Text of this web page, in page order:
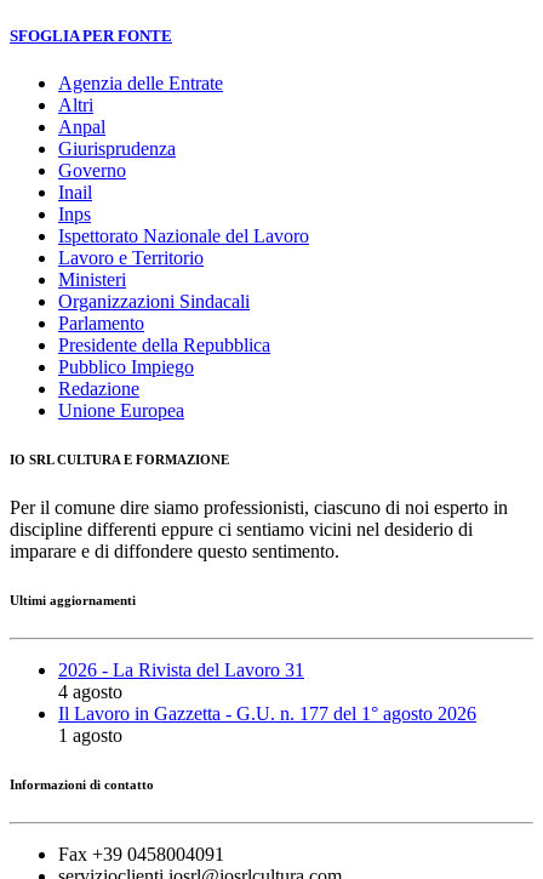
SFOGLIA PER FONTE
Agenzia delle Entrate
Altri
Anpal
Giurisprudenza
Governo
Inail
Inps
Ispettorato Nazionale del Lavoro
Lavoro e Territorio
Ministeri
Organizzazioni Sindacali
Parlamento
Presidente della Repubblica
Pubblico Impiego
Redazione
Unione Europea
IO SRL CULTURA E FORMAZIONE
Per il comune dire siamo professionisti, ciascuno di noi esperto in
discipline differenti eppure ci sentiamo vicini nel desiderio di
imparare e di diffondere questo sentimento.
Ultimi aggiornamenti
2026 - La Rivista del Lavoro 31
4 agosto
Il Lavoro in Gazzetta - G.U. n. 177 del 1° agosto 2026
1 agosto
Informazioni di contatto
Fax +39 0458004091